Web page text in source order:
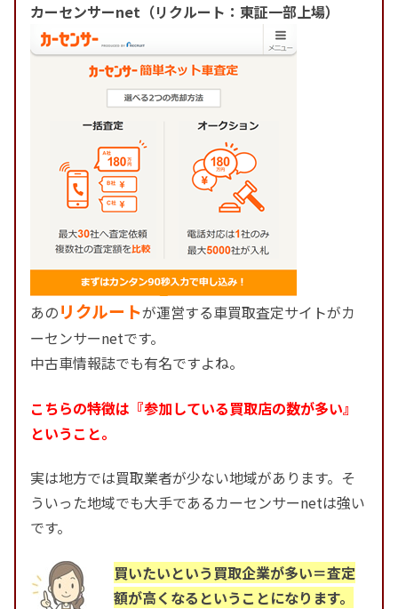
カーセンサーnet（リクルート：東証一部上場）
あのリクルートが運営する車買取査定サイトがカ
ーセンサーnetです。
中古車情報誌でも有名ですよね。
こちらの特徴は『参加している買取店の数が多い』
ということ。
実は地方では買取業者が少ない地域があります。そ
ういった地域でも大手であるカーセンサーnetは強い
です。
買いたいという買取企業が多い＝査定
額が高くなるということになります。